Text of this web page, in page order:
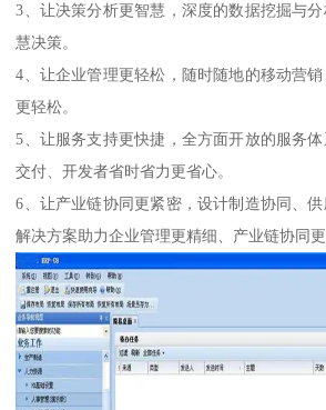
3、让决策分析更智慧，深度的数据挖掘与
慧决策。
4、让企业管理更轻松，随时随地的移动营
更轻松。
5、让服务支持更快捷，全方面开放的服务
交付、开发者省时省力更省心。
6、让产业链协同更紧密，设计制造协同、
解决方案助力企业管理更精细、产业链协同更